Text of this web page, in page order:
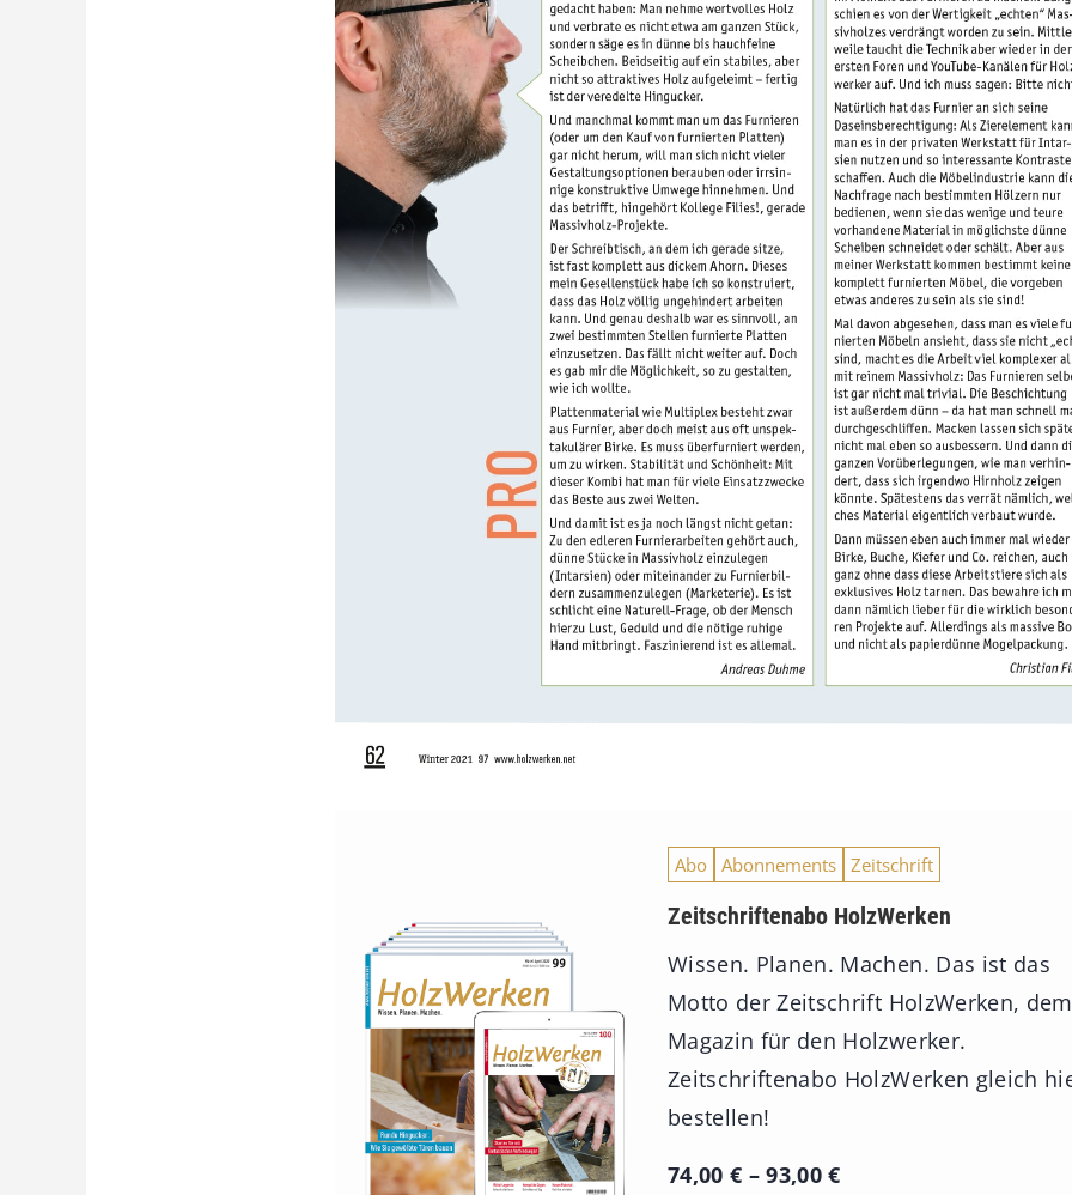
Abo Abonnements Zeitschrift
Zeitschriftenabo HolzWerken
Wissen. Planen. Machen. Das ist das
Motto der Zeitschrift HolzWerken, dem
Magazin für den Holzwerker.
Zeitschriftenabo HolzWerken gleich
bestellen!
74,00 € –93,00€P